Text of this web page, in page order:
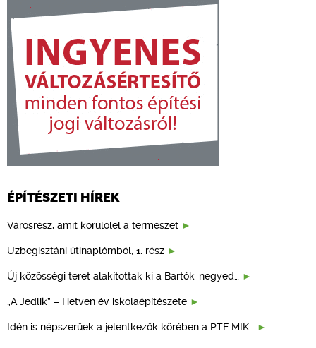
ÉPÍTÉSZETI HÍREK
Városrész, amit körülölel a természet
Üzbegisztáni útinaplómból, 1. rész
Új közösségi teret alakítottak ki a Bartók-negyed…
„A Jedlik” – Hetven év iskolaépítészete
Idén is népszerűek a jelentkezők körében a PTE MIK…